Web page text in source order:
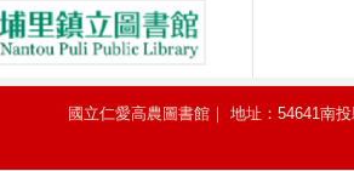
國立仁愛高農圖書館｜ 地址：54641南